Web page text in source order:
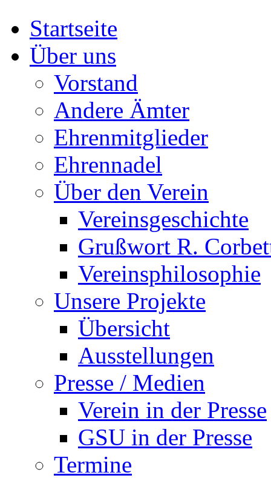
Startseite
Über uns
Vorstand
Andere Ämter
Ehrenmitglieder
Ehrennadel
Über den Verein
Vereinsgeschichte
Grußwort R.
Vereinsphilosophie
Unsere Projekte
Übersicht
Ausstellungen
Presse / Medien
Verein in der Presse
GSU in der Presse
Termine